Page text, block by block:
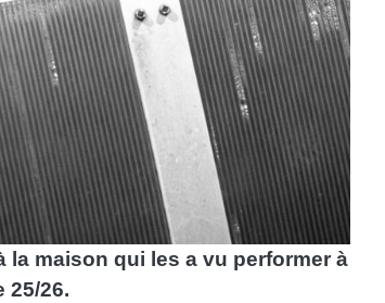
la maison qui les a vu performer à
25/26.